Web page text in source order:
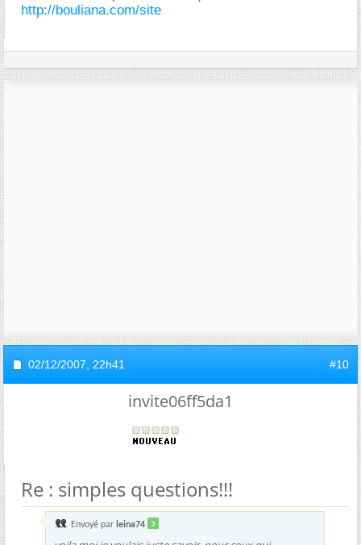
http://bouliana.com/site
02/12/2007, 22h41 #10
invite06ff5da1
Re : simples questions!!!
Envoyé par leina74